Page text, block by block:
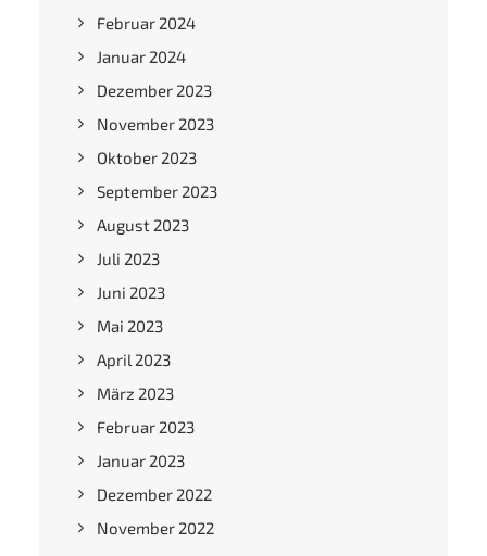
Februar 2024
Januar 2024
Dezember 2023
November 2023
Oktober 2023
September 2023
August 2023
Juli 2023
Juni 2023
Mai 2023
April 2023
März 2023
Februar 2023
Januar 2023
Dezember 2022
November 2022